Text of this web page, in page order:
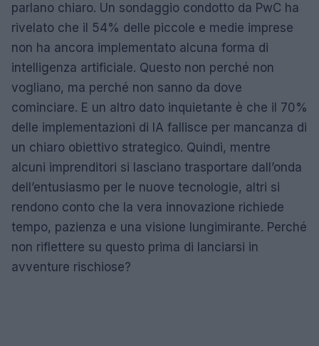
parlano chiaro. Un sondaggio condotto da PwC ha
rivelato che il 54% delle piccole e medie imprese
non ha ancora implementato alcuna forma di
intelligenza artificiale. Questo non perché non
vogliano, ma perché non sanno da dove
cominciare. E un altro dato inquietante è che il 70%
delle implementazioni di IA fallisce per mancanza di
un chiaro obiettivo strategico. Quindi, mentre
alcuni imprenditori si lasciano trasportare dall’onda
dell’entusiasmo per le nuove tecnologie, altri si
rendono conto che la vera innovazione richiede
tempo, pazienza e una visione lungimirante. Perché
non riflettere su questo prima di lanciarsi in
avventure rischiose?